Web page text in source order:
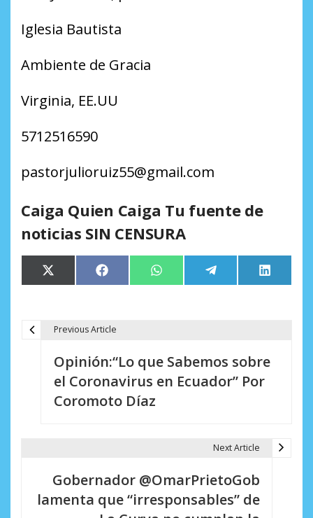
Iglesia Bautista
Ambiente de Gracia
Virginia, EE.UU
5712516590
pastorjulioruiz55@gmail.com
Caiga Quien Caiga Tu fuente de
noticias SIN CENSURA
Compartir
en
X
(Twitter)
Compartir
en
Facebook Compartir
en
WhatsApp Compartir
en
Telegram
en
LinkedIn
Previous Article
Opinión:“Lo que Sabemos sobre
el Coronavirus en Ecuador” Por
Coromoto Díaz
Next Article
Gobernador @OmarPrietoGob
lamenta que “irresponsables” de